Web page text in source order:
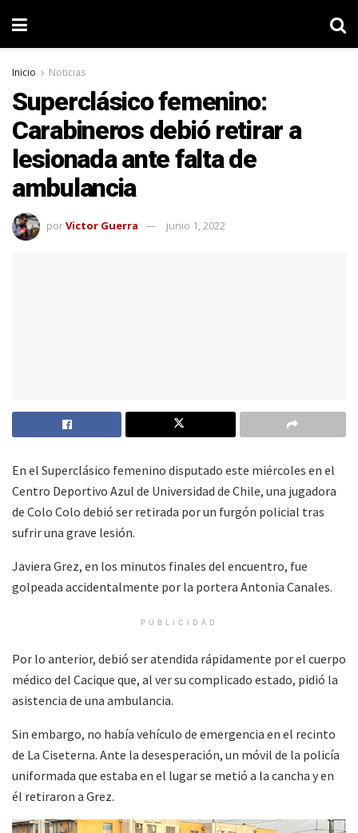
Inicio Noticias
Superclásico femenino:
Carabineros debió retirar a
lesionada ante falta de
ambulancia
porVictor Guerra junio 1, 2022
En el Superclásico femenino disputado este miércoles en el
Centro Deportivo Azul de Universidad de Chile, una jugadora
de Colo Colo debió ser retirada por un furgón policial tras
sufrir una grave lesión.
Javiera Grez, en los minutos finales del encuentro, fue
golpeada accidentalmente por la portera Antonia Canales.
PUBLICIDAD
Por lo anterior, debió ser atendida rápidamente por el cuerpo
médico del Cacique que, al ver su complicado estado, pidió la
asistencia de una ambulancia.
Sin embargo, no había vehículo de emergencia en el recinto
de La Ciseterna. Ante la desesperación, un móvil de la policía
uniformada que estaba en el lugar se metió a la cancha y en
él retiraron a Grez.